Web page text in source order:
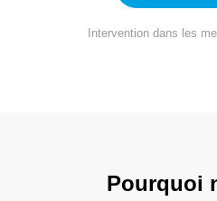
Intervention dans les
Pourquoi